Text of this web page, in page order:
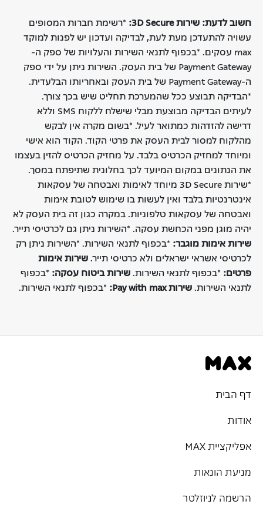
חשוב לדעת: שירות 3D Secure:
*רשימת חברות המסופים
עשויה להתעדכן מעת לעת, לבדיקה ועדכון יש לפנות למוקד
max עסקים. *בכפוף לתנאי השירות והעלויות של ספק ה-
Payment Gateway של בית העסק. השירות ניתן על ידי ספק
ה-Payment Gateway של בית העסק ובאחריותו הבלעדית.
*הבדיקה תבוצע ככל שהמערכת תחליט שיש בכך צורך.
לעיתים הבדיקה מבוצעת מבלי שישלח ללקוח SMS וללא
דרישה להזדהות כמתואר לעיל. *בשום מקרה אין לבקש
מהלקוח למסור לבית העסק את פרטי הקוד. הקוד הוא אישי
ומיוחד למחזיק הכרטיס בלבד. על מחזיק הכרטיס להזין בעצמו
את הנתונים במקום המיועד לכך בחלונית שתיפתח במסך.
*שירות 3D Secure מיוחד לאימות ואבטחה של עסקאות
אינטרנטיות בלבד ואין לעשות בו שימוש לטובת אימות
ואבטחה של עסקאות טלפוניות. במקרה כגון זה בית העסק לא
יהיה מוגן מפני הכחשת עסקה. *השירות ניתן גם לכרטיסי תייר.
שירות אימות מוגבר: *בכפוף לתנאי השירות. *השירות ניתן רק
לכרטיסי אשראי ישראלים ולא כרטיסי תייר.שירות אימות
פרטים: *בכפוף לתנאי השירות.שירות ביטוח עסקה: *בכפוף
לתנאי השירות.שירות Pay with max: *בכפוף לתנאי השירות.
דף הבית
אודות
אפליקציית MAX
מניעת הונאות
הרשמה לניוזלטר